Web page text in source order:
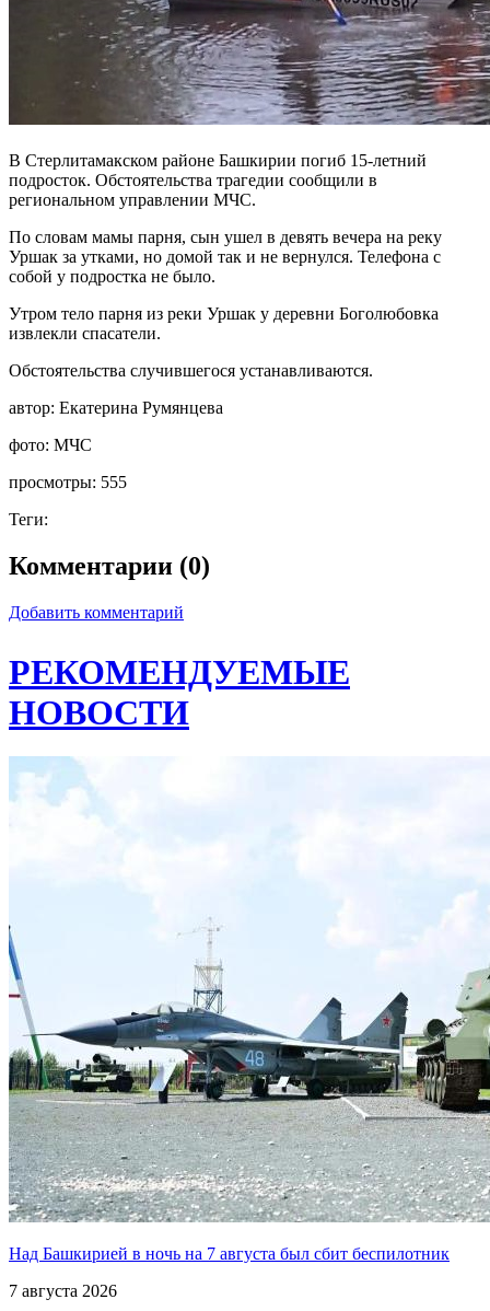
В Стерлитамакском районе Башкирии погиб 15-летний
подросток. Обстоятельства трагедии сообщили в
региональном управлении МЧС.
По словам мамы парня, сын ушел в девять вечера на реку
Уршак за утками, но домой так и не вернулся. Телефона с
собой у подростка не было.
Утром тело парня из реки Уршак у деревни Боголюбовка
извлекли спасатели.
Обстоятельства случившегося устанавливаются.
автор: Екатерина Румянцева
фото: МЧС
просмотры: 555
Теги:
Комментарии (0)
Добавить комментарий
РЕКОМЕНДУЕМЫЕ
НОВОСТИ
Над Башкирией в ночь на 7 августа был сбит беспилотник
7 августа 2026